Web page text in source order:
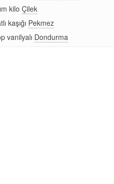
kilo Çilek
kaşığı Pekmez
vanilyalı Dondurma